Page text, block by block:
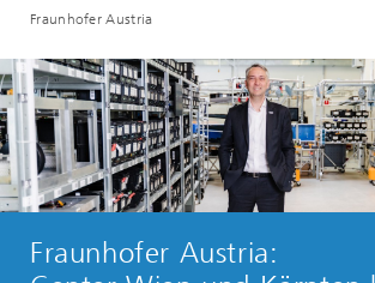
Fraunhofer Austria
Fraunhofer Austria: